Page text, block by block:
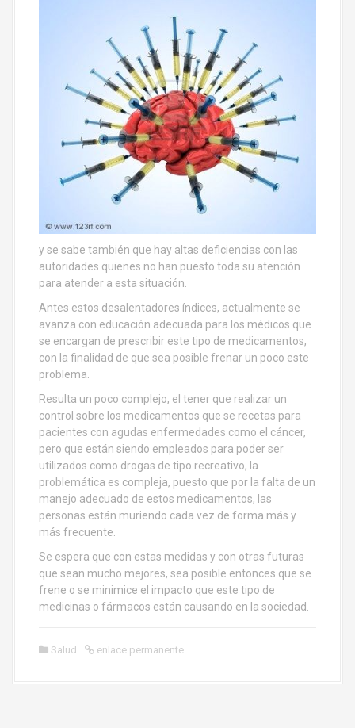
y se sabe también que hay altas deficiencias con las
autoridades quienes no han puesto toda su atención
para atender a esta situación.
Antes estos desalentadores índices, actualmente se
avanza con educación adecuada para los médicos que
se encargan de prescribir este tipo de medicamentos,
con la finalidad de que sea posible frenar un poco este
problema.
Resulta un poco complejo, el tener que realizar un
control sobre los medicamentos que se recetas para
pacientes con agudas enfermedades como el cáncer,
pero que están siendo empleados para poder ser
utilizados como drogas de tipo recreativo, la
problemática es compleja, puesto que por la falta de un
manejo adecuado de estos medicamentos, las
personas están muriendo cada vez de forma más y
más frecuente.
Se espera que con estas medidas y con otras futuras
que sean mucho mejores, sea posible entonces que se
frene o se minimice el impacto que este tipo de
medicinas o fármacos están causando en la sociedad.
Salud enlace permanente